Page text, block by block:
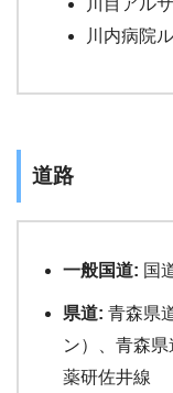
川目アル
川内病院
道路
一般国道: 国
県道: 青森県
ン）、青森
薬研佐井線